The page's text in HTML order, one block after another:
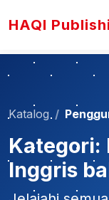
HAQI
Katalog
Kategori:
Inggris